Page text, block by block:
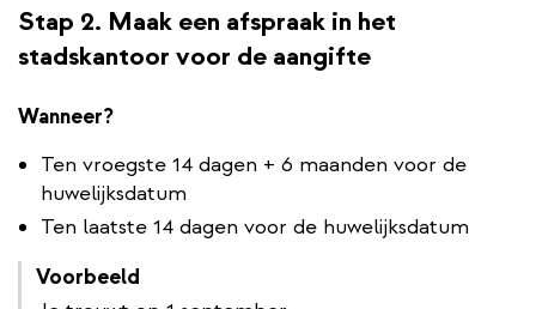
Stap 2. Maak een afspraak in het
stadskantoor voor de aangifte
Wanneer?
Ten vroegste 14 dagen + 6 maanden voor de
huwelijksdatum
Ten laatste 14 dagen voor de huwelijksdatum
Voorbeeld